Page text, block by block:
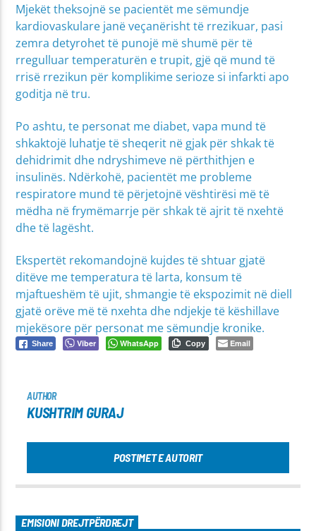
Mjekët theksojnë se pacientët me sëmundje
kardiovaskulare janë veçanërisht të rrezikuar, pasi
zemra detyrohet të punojë më shumë për të
rregulluar temperaturën e trupit, gjë që mund të
rrisë rrezikun për komplikime serioze si infarkti apo
goditja në tru.
Po ashtu, te personat me diabet, vapa mund të
shkaktojë luhatje të sheqerit në gjak për shkak të
dehidrimit dhe ndryshimeve në përthithjen e
insulinës. Ndërkohë, pacientët me probleme
respiratore mund të përjetojnë vështirësi më të
mëdha në frymëmarrje për shkak të ajrit të nxehtë
dhe të lagësht.
Ekspertët rekomandojnë kujdes të shtuar gjatë
ditëve me temperatura të larta, konsum të
mjaftueshëm të ujit, shmangie të ekspozimit në diell
gjatë orëve më të nxehta dhe ndjekje të këshillave
mjekësore për personat me sëmundje kronike.
Share Viber WhatsApp Copy Email
AUTHOR
KUSHTRIM GURAJ
POSTIMET E AUTORIT
EMISIONI DREJTPËRDREJT